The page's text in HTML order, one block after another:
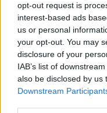
opt-out request is
interest-based ads
us or personal
your opt-out. You may
disclosure of your
IAB’s list of
also be disclosed by us
Downstream